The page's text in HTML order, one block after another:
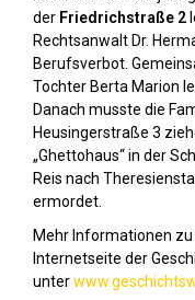
der Friedrichstraße 2
Rechtsanwalt Dr.
Berufsverbot.
Tochter Berta Marion
Danach musste die
Heusingerstraße 3
„Ghettohaus“ in der
Reis nach
ermordet.
Mehr Informationen
Internetseite der
unter